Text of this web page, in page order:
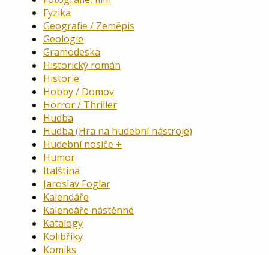
Fyzika
Geografie / Zeměpis
Geologie
Gramodeska
Historický román
Historie
Hobby / Domov
Horror / Thriller
Hudba
Hudba (Hra na hudební nástroje)
Hudební nosiče
Humor
Italština
Jaroslav Foglar
Kalendáře
Kalendáře nástěnné
Katalogy
Kolibříky
Komiks